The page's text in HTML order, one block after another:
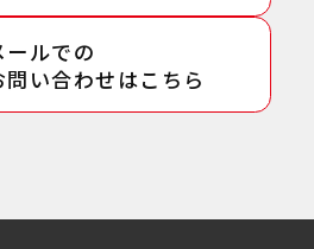
ールでの
問い合わせはこちら